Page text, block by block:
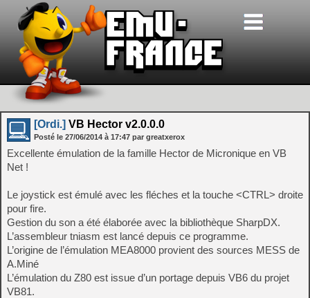
[Ordi.] VB Hector v2.0.0.0
Posté le 27/06/2014 à 17:47 par greatxerox
Excellente émulation de la famille Hector de Micronique en VB
Net !
Le joystick est émulé avec les fléches et la touche <CTRL> droite
pour fire.
Gestion du son a été élaborée avec la bibliothèque SharpDX.
L’assembleur tniasm est lancé depuis ce programme.
L’origine de l’émulation MEA8000 provient des sources MESS de
A.Miné
L’émulation du Z80 est issue d’un portage depuis VB6 du projet
VB81.